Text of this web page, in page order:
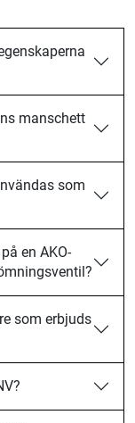
manschett
som
en AKO-
som erbjuds